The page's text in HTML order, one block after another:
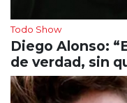
Todo Show
Diego Alonso:
de verdad, sin